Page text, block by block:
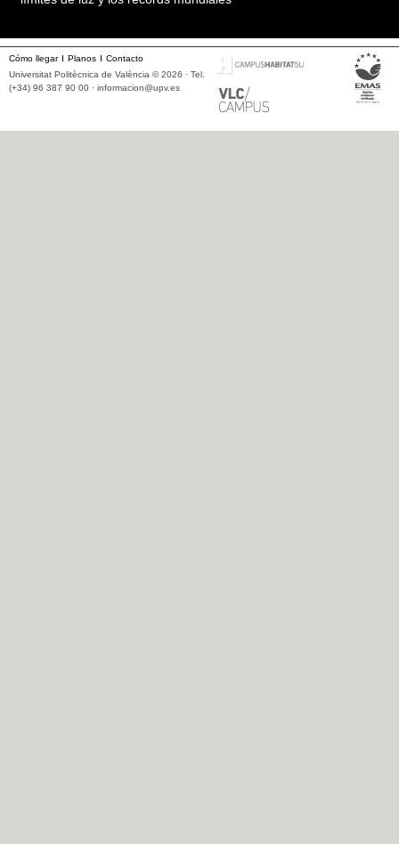
Cómo llegar Planos
Contacto
Universitat Politècnica de València © 2026 · Tel.
(+34) 96 387 90 00 · informacion@upv.es